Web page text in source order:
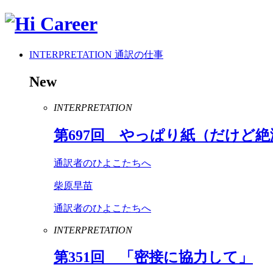
INTERPRETATION 通訳の仕事
New
INTERPRETATION
第697回 やっぱり紙（だけど絶
通訳者のひよこたちへ
柴原早苗
通訳者のひよこたちへ
INTERPRETATION
第351回 「密接に協力して」